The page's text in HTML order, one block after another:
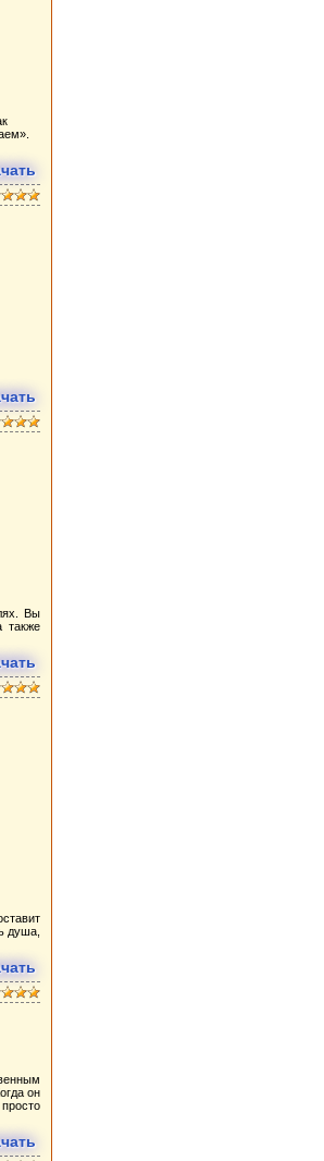
Вы
также
душа,
он